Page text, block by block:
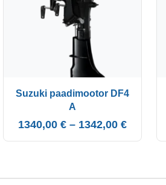
Suzuki paadimootor DF4
A
1340,00 € – 1342,00 €